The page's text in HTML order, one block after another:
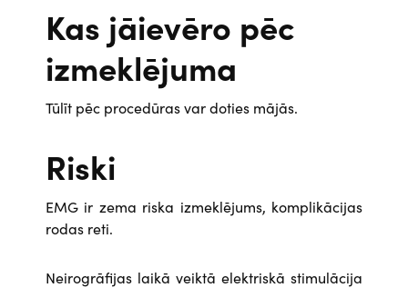
Kas jāievēro pēc
izmeklējuma
Tūlīt pēc procedūras var doties mājās.
Riski
EMG ir zema riska izmeklējums, komplikācijas
rodas reti.
Neirogrāfijas laikā veiktā elektriskā stimulācija